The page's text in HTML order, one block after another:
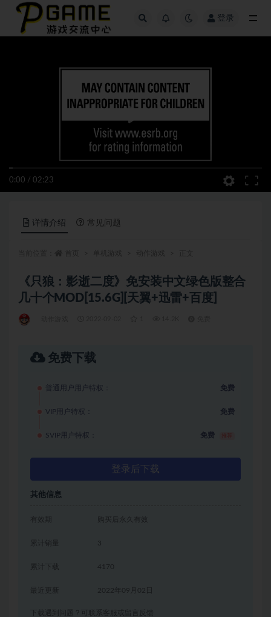
登录
0:00 / 02:23
详情介绍 常见问题
《只狼：影逝二度》免安装中文绿色版整合
几十个MOD[15.6G][天翼+迅雷+百度]
免费下载
普通用户用户特权： 免费
VIP用户特权： 免费
SVIP用户特权： 免费
登录后下载
其他信息
有效期 购买后永久有效
累计销量 3
累计下载 4170
2022年09月02日
下载遇到问题？可联系客服或留言反馈
全部